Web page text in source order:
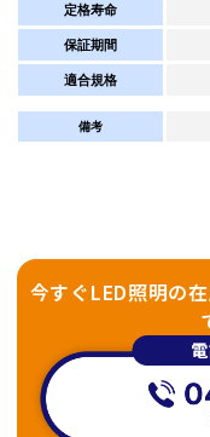
定格寿命
保証期間
適合規格
備考
今すぐLED照明の